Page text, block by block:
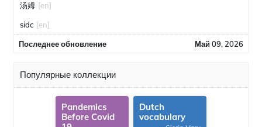
汤姆 [en]
sidc [en]
Последнее обновление Май 09, 2026
Популярные коллекции
Pandemics
Before Covid
Dutch
vocabulary